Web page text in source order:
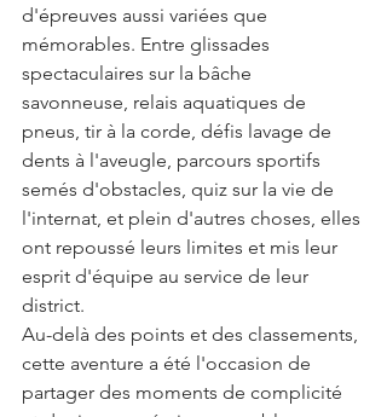
d'épreuves aussi variées que
mémorables. Entre glissades
spectaculaires sur la bâche
savonneuse, relais aquatiques de
pneus, tir à la corde, défis lavage de
dents à l'aveugle, parcours sportifs
semés d'obstacles, quiz sur la vie de
l'internat, et plein d'autres choses, elles
ont repoussé leurs limites et mis leur
esprit d'équipe au service de leur
district.
Au-delà des points et des classements,
cette aventure a été l'occasion de
partager des moments de complicité